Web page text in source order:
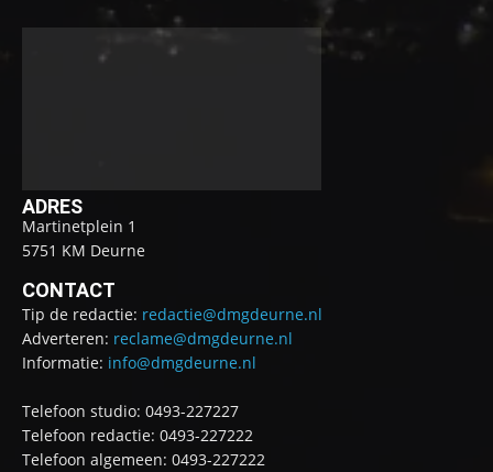
ADRES
Martinetplein 1
5751 KM Deurne
CONTACT
Tip de redactie: redactie@dmgdeurne.nl
Adverteren: reclame@dmgdeurne.nl
Informatie: info@dmgdeurne.nl
Telefoon studio: 0493-227227
Telefoon redactie: 0493-227222
Telefoon algemeen: 0493-227222